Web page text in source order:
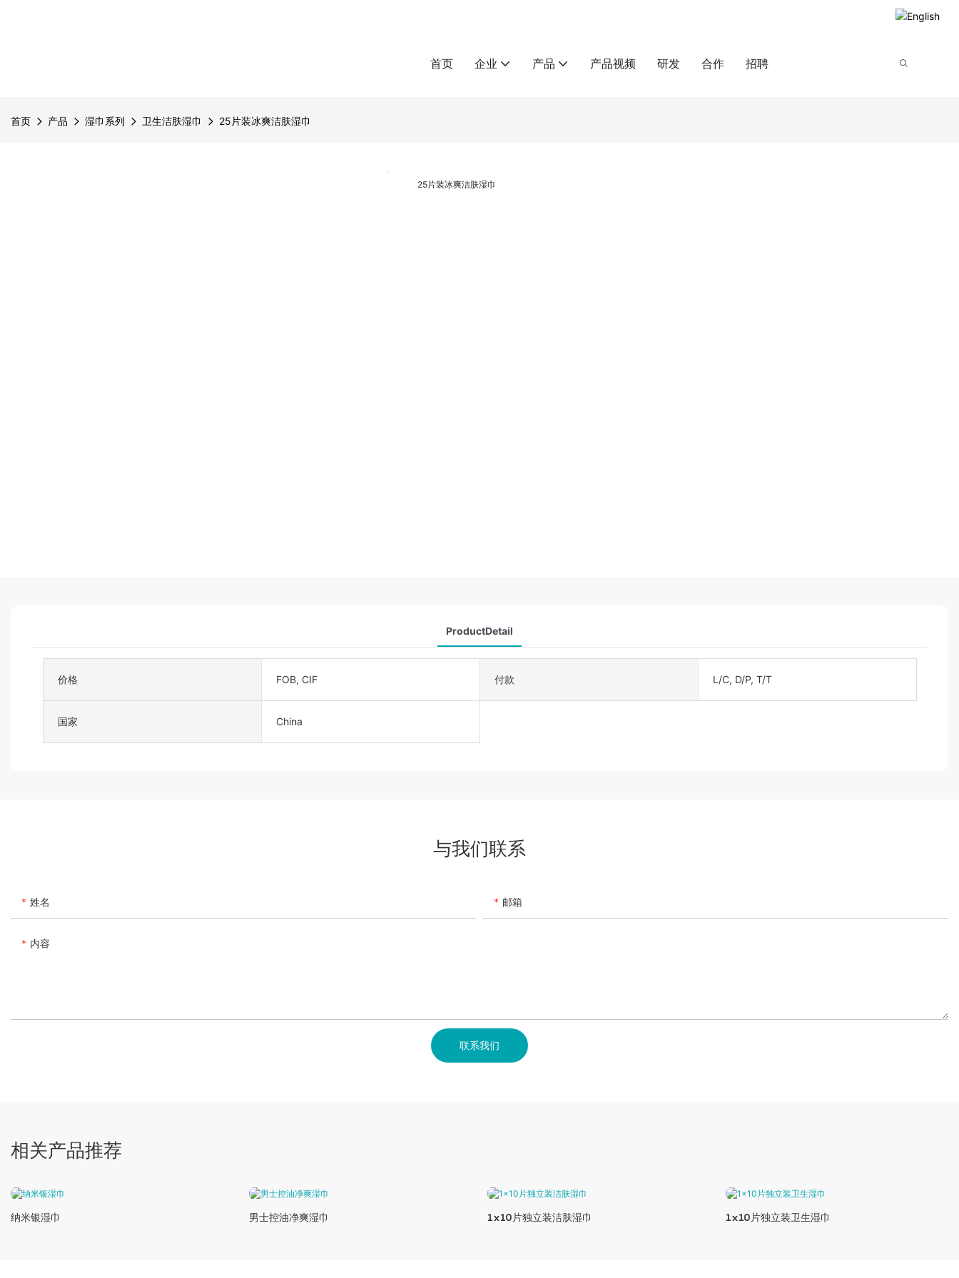
首页 企业 产品 产品视频 研发 合作 招聘
首页 产品 湿巾系列 卫生洁肤湿巾 25片装冰爽洁肤湿巾
25片装冰爽洁肤湿巾
ProductDetail
价格 FOB, CIF 付款 L/C, D/P, T/T
国家 China
与我们联系
姓名 邮箱
内容
联系我们
相关产品推荐
纳米银湿巾 男士控油净爽湿巾 1x10片独立装洁肤湿巾 1x10片独立装卫生湿巾